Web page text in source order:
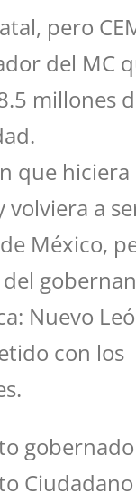
pero
del MC
millones
que hiciera
a
México,
Nuevo
con los